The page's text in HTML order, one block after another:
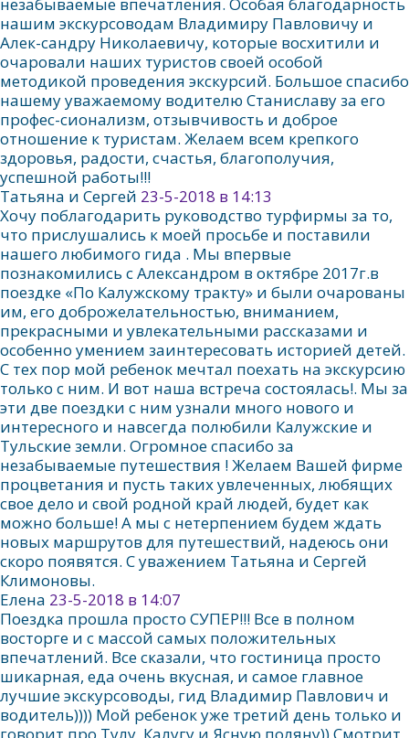
нашим экскурсоводам Владимиру Павловичу и
Алек-сандру Николаевичу, которые восхитили и
очаровали наших туристов своей особой
методикой проведения экскурсий. Большое спасибо
нашему уважаемому водителю Станиславу за его
профес-сионализм, отзывчивость и доброе
отношение к туристам. Желаем всем крепкого
здоровья, радости, счастья, благополучия,
успешной работы!!!
Татьяна и Сергей 23-5-2018 в 14:13
Хочу поблагодарить руководство турфирмы за то,
что прислушались к моей просьбе и поставили
нашего любимого гида . Мы впервые
познакомились с Александром в октябре 2017г.в
поездке «По Калужскому тракту» и были очарованы
им, его доброжелательностью, вниманием,
прекрасными и увлекательными рассказами и
особенно умением заинтересовать историей детей.
С тех пор мой ребенок мечтал поехать на экскурсию
только с ним. И вот наша встреча состоялась!. Мы за
эти две поездки с ним узнали много нового и
интересного и навсегда полюбили Калужские и
Тульские земли. Огромное спасибо за
незабываемые путешествия ! Желаем Вашей фирме
процветания и пусть таких увлеченных, любящих
свое дело и свой родной край людей, будет как
можно больше! А мы с нетерпением будем ждать
новых маршрутов для путешествий, надеюсь они
скоро появятся. С уважением Татьяна и Сергей
Климоновы.
Елена 23-5-2018 в 14:07
Поездка прошла просто СУПЕР!!! Все в полном
восторге и с массой самых положительных
впечатлений. Все сказали, что гостиница просто
шикарная, еда очень вкусная, и самое главное
лучшие экскурсоводы, гид Владимир Павлович и
водитель)))) Мой ребенок уже третий день только и
говорит про Тулу, Калугу и Ясную поляну)) Смотрит